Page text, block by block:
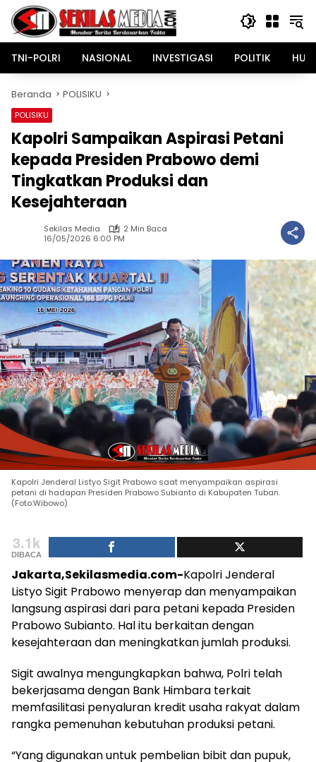
Langsung
konten
TNI-POLRI
NASIONAL INVESTIGASI POLITIK
Beranda POLISIKU
POLISIKU
Kapolri Sampaikan Aspirasi Petani
kepada Presiden Prabowo demi
Tingkatkan Produksi dan
Kesejahteraan
Sekilas Media
2 Min Baca
16/05/2026 6:00 PM
Kapolri Jenderal Listyo Sigit Prabowo saat menyampaikan aspirasi
petani di hadapan Presiden Prabowo Subianto di Kabupaten Tuban.
(Foto:Wibowo)
3.1k
DIBACA
Jakarta,Sekilasmedia.com-Kapolri Jenderal
Listyo Sigit Prabowo menyerap dan menyampaikan
langsung aspirasi dari para petani kepada Presiden
Prabowo Subianto. Hal itu berkaitan dengan
kesejahteraan dan meningkatkan jumlah produksi.
Sigit awalnya mengungkapkan bahwa, Polri telah
bekerjasama dengan Bank Himbara terkait
memfasilitasi penyaluran kredit usaha rakyat dalam
rangka pemenuhan kebutuhan produksi petani.
“Yang digunakan untuk pembelian bibit dan pupuk,